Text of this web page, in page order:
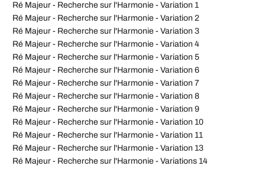
Ré Majeur - Recherche sur l'Harmonie - Variation 1
Ré Majeur - Recherche sur l'Harmonie - Variation 2
Ré Majeur - Recherche sur l'Harmonie - Variation 3
Ré Majeur - Recherche sur l'Harmonie - Variation 4
Ré Majeur - Recherche sur l'Harmonie - Variation 5
Ré Majeur - Recherche sur l'Harmonie - Variation 6
Ré Majeur - Recherche sur l'Harmonie - Variation 7
Ré Majeur - Recherche sur l'Harmonie - Variation 8
Ré Majeur - Recherche sur l'Harmonie - Variation 9
Ré Majeur - Recherche sur l'Harmonie - Variation 10
Ré Majeur - Recherche sur l'Harmonie - Variation 11
Ré Majeur - Recherche sur l'Harmonie - Variation 13
Ré Majeur - Recherche sur l'Harmonie - Variations 14